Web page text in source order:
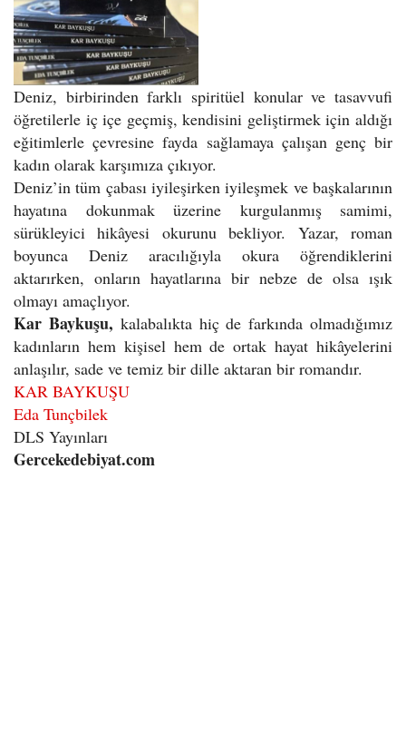
Deniz, birbirinden farklı spiritüel konular ve tasavvufi
öğretilerle iç içe geçmiş, kendisini geliştirmek için aldığı
eğitimlerle çevresine fayda sağlamaya çalışan genç bir
kadın olarak karşımıza çıkıyor.
Deniz’in tüm çabası iyileşirken iyileşmek ve başkalarının
hayatına dokunmak üzerine kurgulanmış samimi,
sürükleyici hikâyesi okurunu bekliyor. Yazar, roman
boyunca Deniz aracılığıyla okura öğrendiklerini
aktarırken, onların hayatlarına bir nebze de olsa ışık
olmayı amaçlıyor.
Kar Baykuşu, kalabalıkta hiç de farkında olmadığımız
kadınların hem kişisel hem de ortak hayat hikâyelerini
anlaşılır, sade ve temiz bir dille aktaran bir romandır.
KAR BAYKUŞU
Eda Tunçbilek
DLS Yayınları
Gercekedebiyat.com